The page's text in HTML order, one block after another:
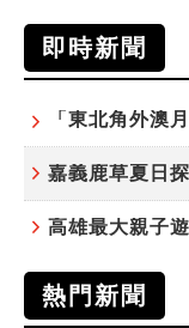
即時新聞
熱門新聞